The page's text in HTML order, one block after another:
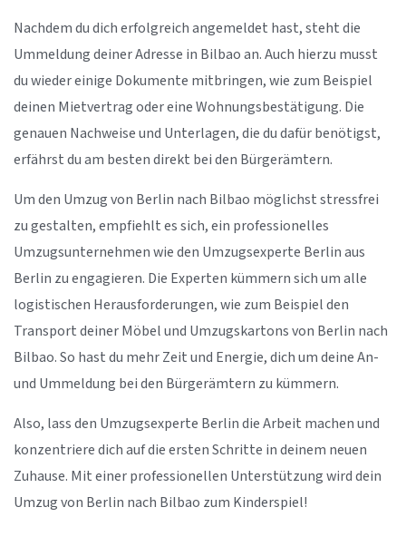
Nachdem du dich erfolgreich angemeldet hast, steht die
Ummeldung deiner Adresse in Bilbao an. Auch hierzu musst
du wieder einige Dokumente mitbringen, wie zum Beispiel
deinen Mietvertrag oder eine Wohnungsbestätigung. Die
genauen Nachweise und Unterlagen, die du dafür benötigst,
erfährst du am besten direkt bei den Bürgerämtern.
Um den Umzug von Berlin nach Bilbao möglichst stressfrei
zu gestalten, empfiehlt es sich, ein professionelles
Umzugsunternehmen wie den Umzugsexperte Berlin aus
Berlin zu engagieren. Die Experten kümmern sich um alle
logistischen Herausforderungen, wie zum Beispiel den
Transport deiner Möbel und Umzugskartons von Berlin nach
Bilbao. So hast du mehr Zeit und Energie, dich um deine An-
und Ummeldung bei den Bürgerämtern zu kümmern.
Also, lass den Umzugsexperte Berlin die Arbeit machen und
konzentriere dich auf die ersten Schritte in deinem neuen
Zuhause. Mit einer professionellen Unterstützung wird dein
Umzug von Berlin nach Bilbao zum Kinderspiel!